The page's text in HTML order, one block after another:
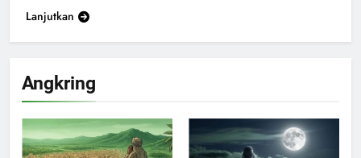
Angkring
199
Lanjutkan